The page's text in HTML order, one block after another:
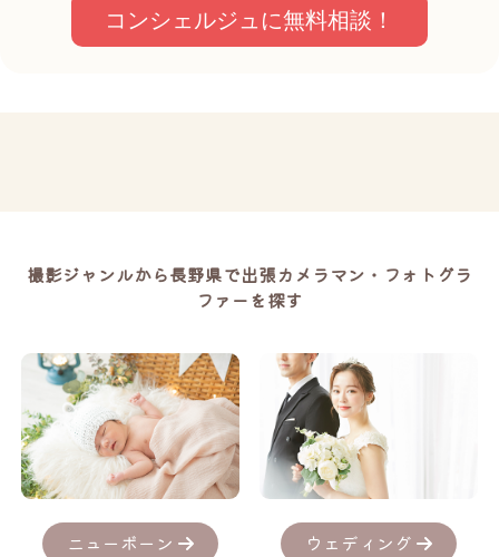
コンシェルジュに無料相談！
撮影ジャンルから長野県で出張カメラマン・フォトグラ
ファーを探す
ニューボーン ウェディング